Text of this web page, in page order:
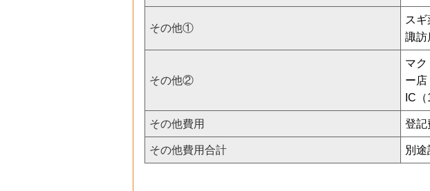
その他①
ス
諏訪
その他②
マ
ー
IC
その他費用 登記
その他費用合計 別